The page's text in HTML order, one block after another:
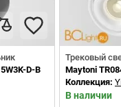
D-B
Трековый
Maytoni
Коллекция:
В наличии